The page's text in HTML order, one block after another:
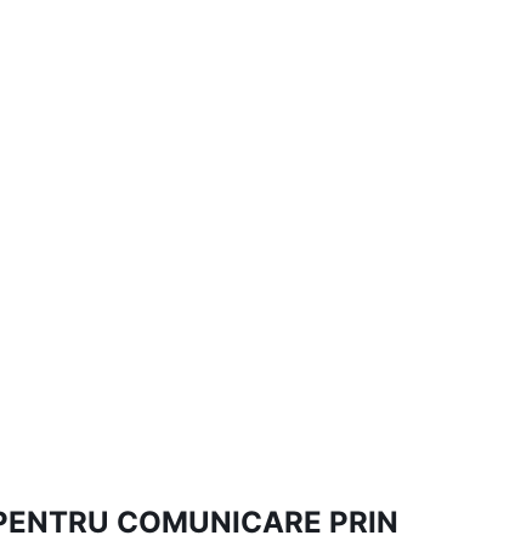
COMUNICARE PRIN